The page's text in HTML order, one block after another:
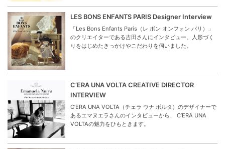
LES BONS ENFANTS PARIS Designer Interview
「Les Bons Enfants Paris（レ ボン オンフォン パリ）」
のクリエイターである吉田さんにインタビュー。人形づく
りをはじめたきっかけやこだわりを伺いました。
C’ERA UNA VOLTA CREATIVE DIRECTOR
INTERVIEW
C’ERA UNA VOLTA（チェラ ウナ ボルタ）のデザイナーで
あるエマヌエラさんのインタビューから、 C’ERA UNA
VOLTAの魅力をひもときます。